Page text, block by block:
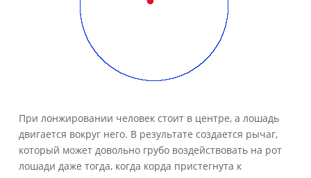
При лонжировании человек стоит в центре, а лошадь
двигается вокруг него. В результате создается рычаг,
который может довольно грубо воздействовать на рот
лошади даже тогда, когда корда пристегнута к